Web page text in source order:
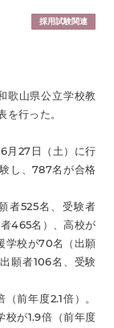
採用試験関連
歌山県公立学校教
行った。
月27日（土）に行
し、787名が合格
者525名、受験者
465名）、高校が
学校が70名（出願
願者106名、受験
前年度2.1倍）。
校が1.9倍（前年度